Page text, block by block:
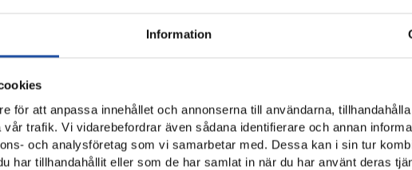
Information
för att anpassa innehållet och annonserna till användarna,
trafik. Vi vidarebefordrar även sådana identifierare och annan
och analysföretag som vi samarbetar med. Dessa kan i sin tur
har tillhandahållit eller som de har samlat in när du har använt deras
har Linghem mött DFK Värmbol och Borensbergs IF där det blev
som segrare i cupen efter 5–1 borta mot Fredriksbergs IF.
förra säsongens cupvinst vilket vi kan göra om vi presterar bra,
och är det spelförande laget och visar att vi är ett bättre fotbollslag.